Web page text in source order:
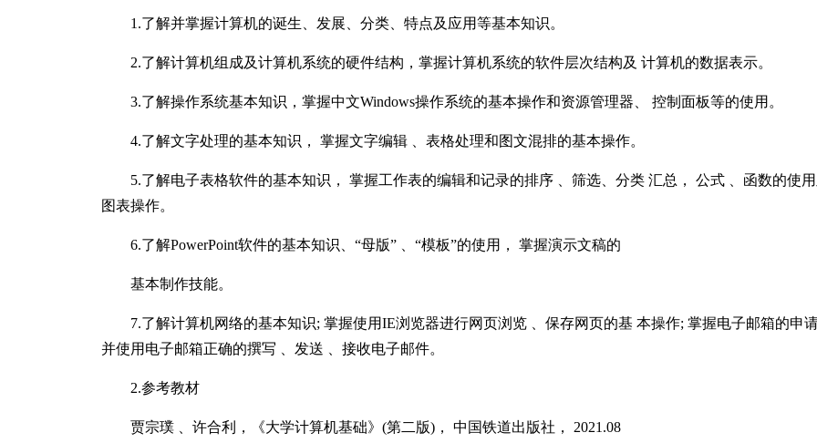
1.了解并掌握计算机的诞生、发展、分类、特点及应用等基本知识。
2.了解计算机组成及计算机系统的硬件结构，掌握计算机系统的软件层次结构及 计算机的数据表示。
3.了解操作系统基本知识，掌握中文Windows操作系统的基本操作和资源管理器、 控制面板等的使用。
4.了解文字处理的基本知识， 掌握文字编辑 、表格处理和图文混排的基本操作。
5.了解电子表格软件的基本知识， 掌握工作表的编辑和记录的排序 、筛选、分类 汇总， 公式 、函数的使
图表操作。
6.了解PowerPoint软件的基本知识、“母版” 、“模板”的使用， 掌握演示文稿的
基本制作技能。
7.了解计算机网络的基本知识; 掌握使用IE浏览器进行网页浏览 、保存网页的基 本操作; 掌握电子邮箱的申
并使用电子邮箱正确的撰写 、发送 、接收电子邮件。
2.参考教材
贾宗璞 、许合利，《大学计算机基础》(第二版)， 中国铁道出版社， 2021.08